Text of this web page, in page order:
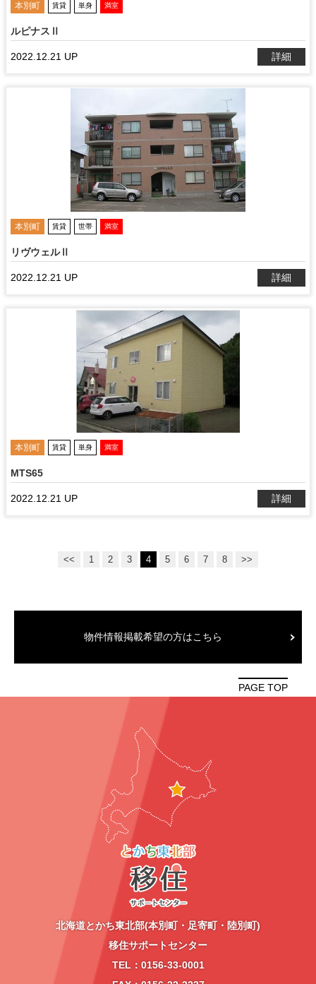
本別町 賃貸 単身 満室
ルピナスⅡ
2022.12.21 UP 詳細
本別町 賃貸 世帯 満室
リヴウェルⅡ
2022.12.21 UP 詳細
本別町 賃貸 単身 満室
MTS65
2022.12.21 UP 詳細
<< 1 2 3 4 5 6 7 8 >>
物件情報掲載希望の方はこちら
PAGE TOP
北海道とかち東北部(本別町・足寄町・陸別町)
移住サポートセンター
TEL：0156-33-0001